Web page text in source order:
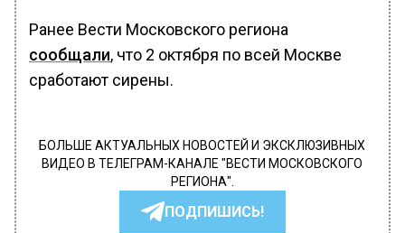
Ранее Вести Московского региона
сообщали, что 2 октября по всей Москве
сработают сирены.
БОЛЬШЕ АКТУАЛЬНЫХ НОВОСТЕЙ И ЭКСКЛЮЗИВНЫХ
ВИДЕО В ТЕЛЕГРАМ-КАНАЛЕ "ВЕСТИ МОСКОВСКОГО
РЕГИОНА".
ПОДПИШИСЬ!